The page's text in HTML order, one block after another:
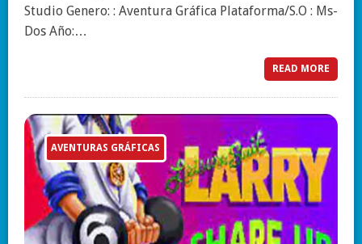
Studio Genero: : Aventura Gráfica Plataforma/S.O : Ms-
Dos Año:…
READ MORE
AVENTURAS GRÁFICAS